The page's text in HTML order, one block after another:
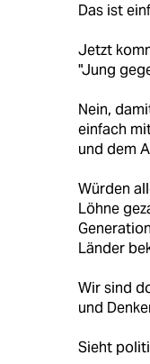
Das ist
Jetzt
"Jung
Nein,
einfach
und dem
Würden
Löhne
Länder
Wir sind
und
Sieht